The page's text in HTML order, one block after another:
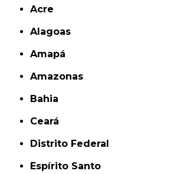
Acre
Alagoas
Amapá
Amazonas
Bahia
Ceará
Distrito Federal
Espírito Santo